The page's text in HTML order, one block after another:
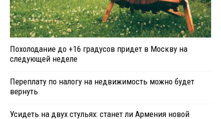
Похолодание до +16 градусов придет в Москву на
следующей неделе
Переплату по налогу на недвижимость можно будет
вернуть
Усидеть на двух стульях: станет ли Армения новой